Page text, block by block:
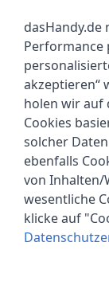
um aktiv zu
wetteifern
dasHandy.de
Performance
akzeptieren“
holen wir auf
Cookies
solcher
ebenfalls
von Inhalten/
wesentliche
klicke auf